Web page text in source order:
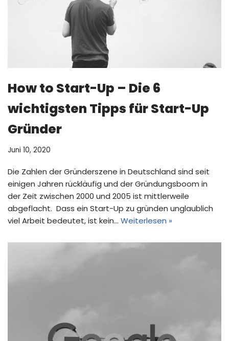
How to Start-Up – Die 6
wichtigsten Tipps für Start-Up
Gründer
Juni 10, 2020
Die Zahlen der Gründerszene in Deutschland sind seit
einigen Jahren rückläufig und der Gründungsboom in
der Zeit zwischen 2000 und 2005 ist mittlerweile
abgeflacht. Dass ein Start-Up zu gründen unglaublich
viel Arbeit bedeutet, ist kein… Weiterlesen »